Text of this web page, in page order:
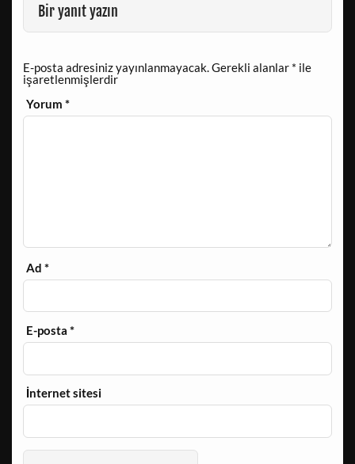
Bir yanıt yazın
E-posta adresiniz yayınlanmayacak.Gerekli alanlar * ile
işaretlenmişlerdir
Yorum*
Ad*
E-posta*
İnternet sitesi